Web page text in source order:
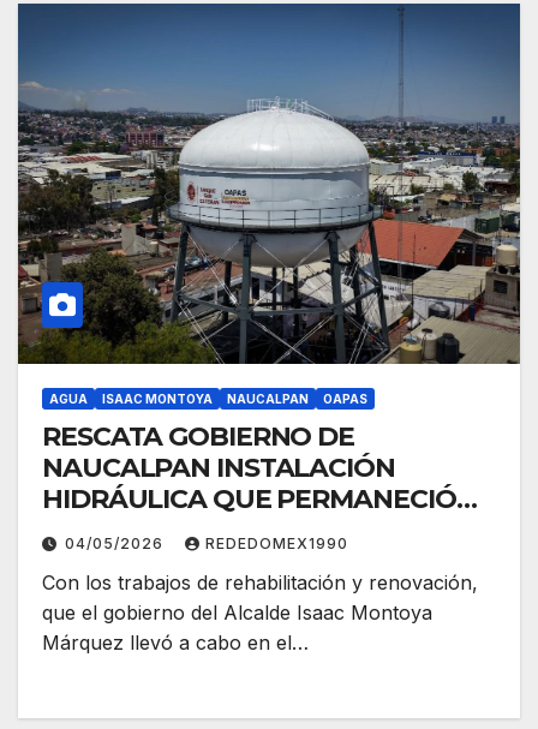
AGUA ISAAC MONTOYA NAUCALPAN OAPAS
RESCATA GOBIERNO DE
NAUCALPAN INSTALACIÓN
HIDRÁULICA QUE PERMANECIÓ
FUERA DE SERVICIO POR MÁS DE
20 AÑOS
04/05/2026 REDEDOMEX1990
Con los trabajos de rehabilitación y renovación,
que el gobierno del Alcalde Isaac Montoya
Márquez llevó a cabo en el…